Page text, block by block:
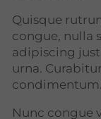
Quisque
congue, nulla
adipiscing
urna.
condimentum.
Nunc congue